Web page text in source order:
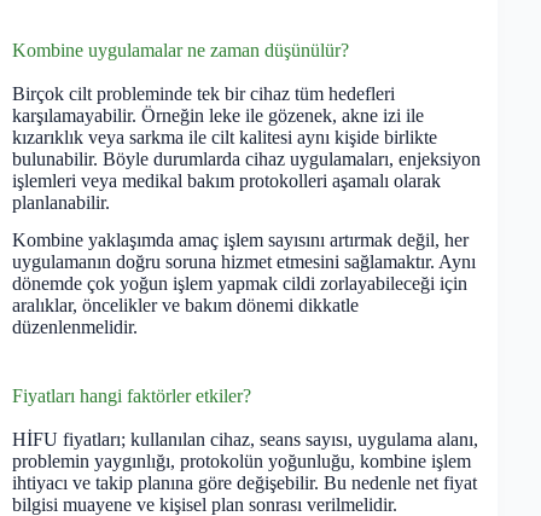
Kombine uygulamalar ne zaman düşünülür?
Birçok cilt probleminde tek bir cihaz tüm hedefleri
karşılamayabilir. Örneğin leke ile gözenek, akne izi ile
kızarıklık veya sarkma ile cilt kalitesi aynı kişide birlikte
bulunabilir. Böyle durumlarda cihaz uygulamaları, enjeksiyon
işlemleri veya medikal bakım protokolleri aşamalı olarak
planlanabilir.
Kombine yaklaşımda amaç işlem sayısını artırmak değil, her
uygulamanın doğru soruna hizmet etmesini sağlamaktır. Aynı
dönemde çok yoğun işlem yapmak cildi zorlayabileceği için
aralıklar, öncelikler ve bakım dönemi dikkatle
düzenlenmelidir.
Fiyatları hangi faktörler etkiler?
HİFU fiyatları; kullanılan cihaz, seans sayısı, uygulama alanı,
problemin yaygınlığı, protokolün yoğunluğu, kombine işlem
ihtiyacı ve takip planına göre değişebilir. Bu nedenle net fiyat
bilgisi muayene ve kişisel plan sonrası verilmelidir.